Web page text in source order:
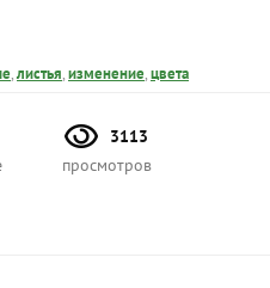
,листья,изменение,цвета
3113
просмотров